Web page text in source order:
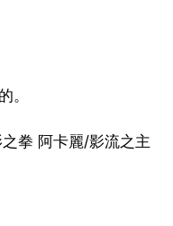
。
拳 阿卡麗/影流之主